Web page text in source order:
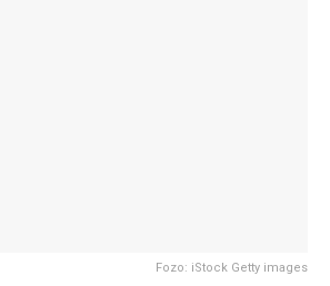
Fozo: iStock Getty images